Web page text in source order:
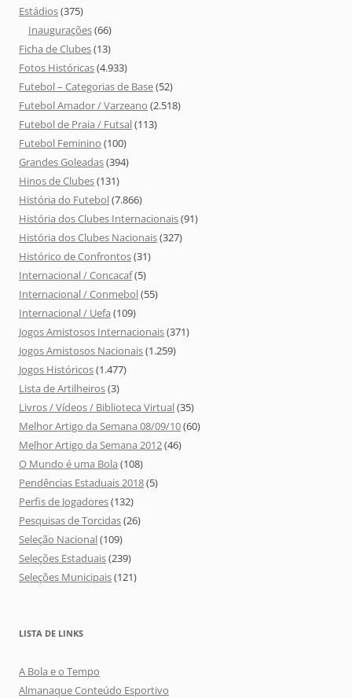
Estádios(375)
Inaugurações(66)
Ficha de Clubes(13)
Fotos Históricas(4.933)
Futebol – Categorias de Base(52)
Futebol Amador / Varzeano (2.518)
Futebol de Praia / Futsal(113)
Futebol Feminino (100)
Grandes Goleadas(394)
Hinos de Clubes(131)
História do Futebol(7.866)
História dos Clubes Internacionais(91)
História dos Clubes Nacionais(327)
Histórico de Confrontos(31)
Internacional / Concacaf(5)
Internacional / Conmebol(55)
Internacional / Uefa (109)
Jogos Amistosos Internacionais(371)
Jogos Amistosos Nacionais(1.259)
Jogos Históricos(1.477)
Lista de Artilheiros(3)
Livros / Vídeos / Biblioteca Virtual(35)
Melhor Artigo da Semana 08/09/10(60)
Melhor Artigo da Semana 2012(46)
O Mundo é uma Bola (108)
Pendências Estaduais 2018(5)
Perfis de Jogadores(132)
Pesquisas de Torcidas(26)
Seleção Nacional(109)
Seleções Estaduais(239)
Seleções Municipais(121)
LISTA DE LINKS
A Bola e o Tempo
Almanaque Conteúdo Esportivo